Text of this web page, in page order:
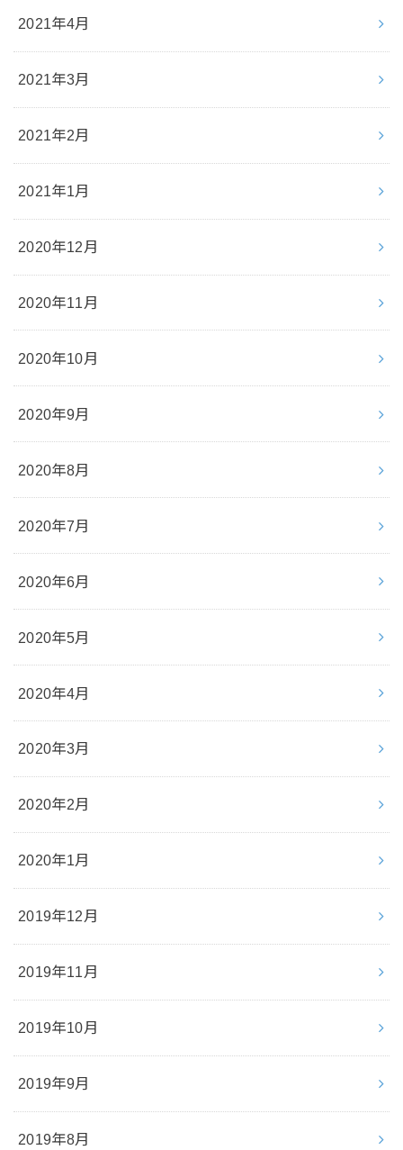
2021年4月
2021年3月
2021年2月
2021年1月
2020年12月
2020年11月
2020年10月
2020年9月
2020年8月
2020年7月
2020年6月
2020年5月
2020年4月
2020年3月
2020年2月
2020年1月
2019年12月
2019年11月
2019年10月
2019年9月
2019年8月